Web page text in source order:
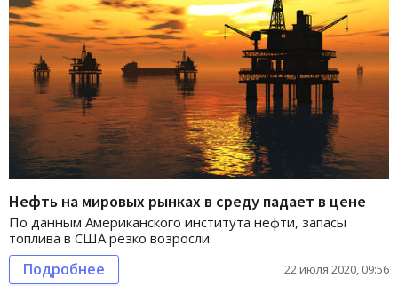
Нефть на мировых рынках в среду падает в цене
По данным Американского института нефти, запасы
топлива в США резко возросли.
Подробнее 22 июля 2020, 09:56